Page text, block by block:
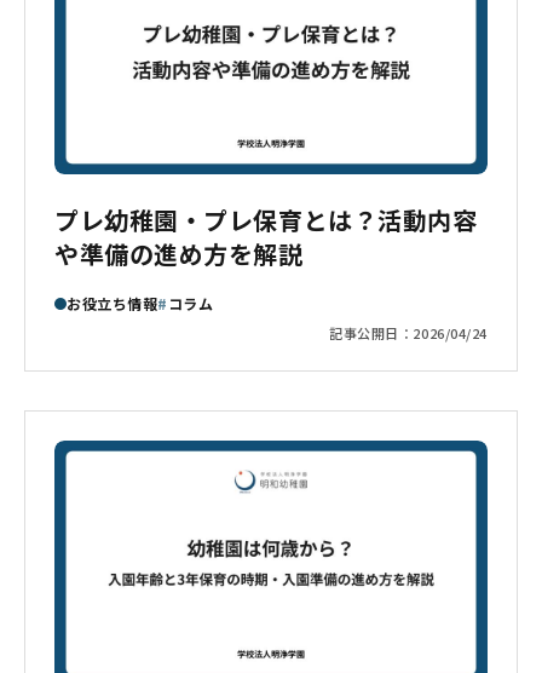
プレ幼稚園・プレ保育とは？活動内容
や準備の進め方を解説
お役立ち情報 コラム
記事公開日： 2026/04/24